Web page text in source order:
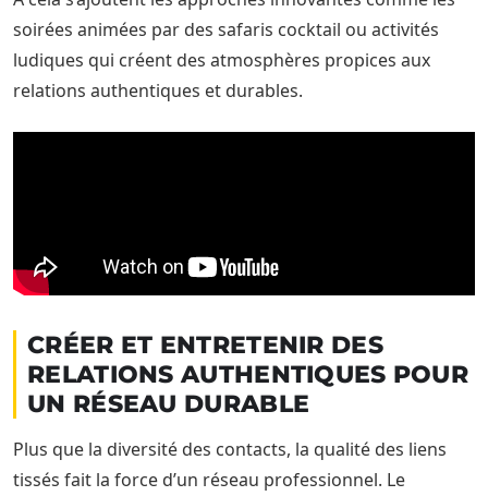
soirées animées par des safaris cocktail ou activités
ludiques qui créent des atmosphères propices aux
relations authentiques et durables.
CRÉER ET ENTRETENIR DES
RELATIONS AUTHENTIQUES POUR
UN RÉSEAU DURABLE
Plus que la diversité des contacts, la qualité des liens
tissés fait la force d’un réseau professionnel. Le